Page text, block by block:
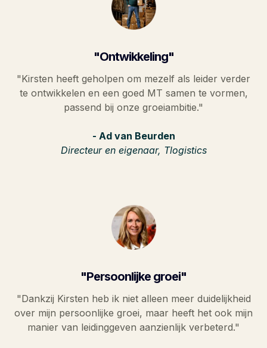
"Ontwikkeling"
"Kirsten heeft geholpen om mezelf als leider verder
te ontwikkelen en een goed MT samen te vormen,
passend bij onze groeiambitie."
- Ad van Beurden
Directeur en eigenaar, Tlogistics
"Persoonlijke groei"
"Dankzij Kirsten heb ik niet alleen meer duidelijkheid
over mijn persoonlijke groei, maar heeft het ook mijn
manier van leidinggeven aanzienlijk verbeterd."